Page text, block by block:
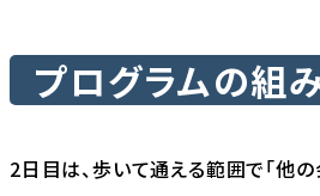
プログラムの組
2日目は、歩いて通える範囲で「他